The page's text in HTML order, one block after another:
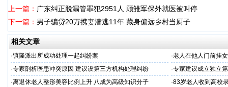
上一篇： 广东纠正脱漏管罪犯2951人 顾雏军保外就医被叫停
下一篇： 男子骗贷20万携妻潜逃11年 藏身偏远乡村当厨子
相关文章
·镇隆派出所成功处理一起纠纷案 ·老人在他人门前挂
·专家剖析医患冲突原因 建议设第三方机构处理纠纷 ·专家建议成立独立
·离退休老人整形美容比例上升 八成为高级知识分子 ·83岁老人收到高校